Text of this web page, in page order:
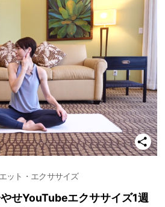
ット・エクササイズ
せYouTubeエクササイズ1週